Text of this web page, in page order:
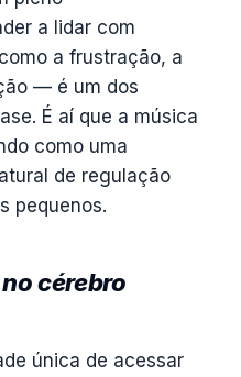
a lidar com
a frustração, a
— é um dos
É aí que a música
como uma
de regulação
pequenos.
cérebro
única de acessar